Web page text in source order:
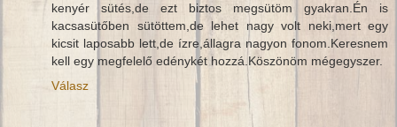
kenyér sütés,de ezt biztos megsütöm gyakran.Én is
kacsasütőben sütöttem,de lehet nagy volt neki,mert egy
kicsit laposabb lett,de ízre,állagra nagyon fonom.Keresnem
kell egy megfelelő edénykét hozzá.Köszönöm mégegyszer.
Válasz